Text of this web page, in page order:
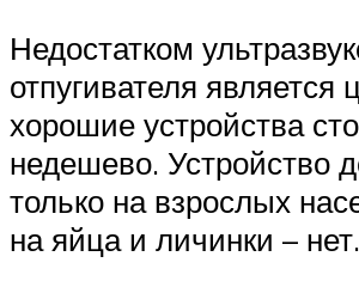
Недостатком
отпугивателя является
хорошие устройства
недешево. Устройство
только на взрослых
на яйца и личинки – нет.